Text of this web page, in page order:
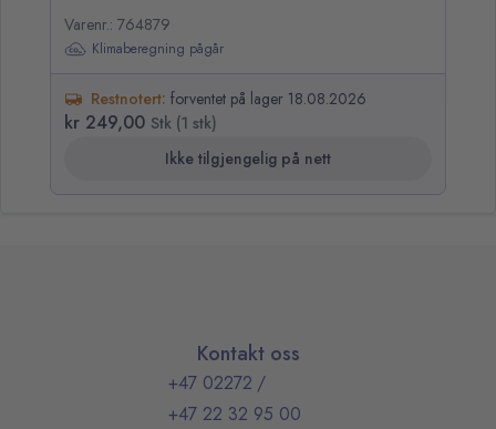
Varenr.: 764879
Klimaberegning pågår
Restnotert: forventet på lager 18.08.2026
kr 249,00 Stk (1 stk)
Ikke tilgjengelig på nett
Kontakt oss
+47 02272 /
+47 22 32 95 00